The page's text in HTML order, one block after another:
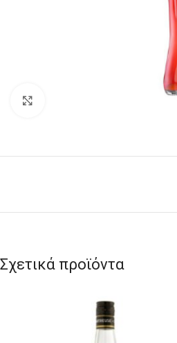
Σχετικά προϊόντα